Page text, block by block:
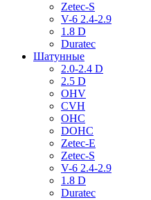
Zetec-S
V-6 2.4-2.9
1.8 D
Duratec
Шатунные
2.0-2.4 D
2.5 D
OHV
CVH
OHC
DOHC
Zetec-E
Zetec-S
V-6 2.4-2.9
1.8 D
Duratec